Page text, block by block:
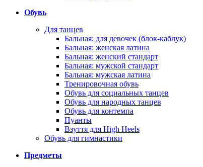
Обувь
Для танцев
Бальная: для девочек (блок-каблук)
Бальная: женская латина
Бальная: женский стандарт
Бальная: мужской стандарт
Бальная: мужская латина
Тренировочная обувь
Обувь для социальных танцев
Обувь для народных танцев
Обувь для контемпа
Пуанты
Взуття для High Heels
Обувь для гимнастики
Предметы